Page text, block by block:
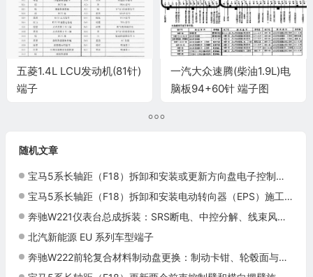
五菱1.4L LCU发动机(81针)
端子
一汽大众速腾(柴油1.9L)电
脑板94+60针 端子图
随机文章
宝马5系长轴距（F18）拆卸和安装或更新方向盘电子控制装置控制 单元施工与复检标准
宝马5系长轴距（F18）拆卸和安装电动转向器（EPS）施工与复检标准
奔驰W221仪表台总成拆装：SRS断电、中控分解、线束风道与移出
北汽新能源 EU 系列车型端子
奔驰W222前轮复合材料制动盘更换：制动卡钳、轮毂面与规定紧固